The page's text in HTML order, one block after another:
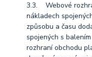
3.3. Webové
nákladech
způsobu a času
spojených s
rozhraní obchodu